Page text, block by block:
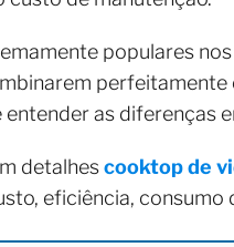
populares
as diferenças
detalhescooktop de
eficiência, consumo